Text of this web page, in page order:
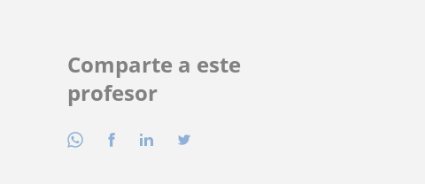
Comparte a este
profesor